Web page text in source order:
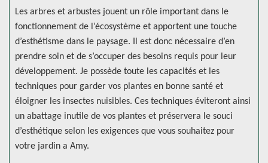
Les arbres et arbustes jouent un rôle important dans le
fonctionnement de l’écosystème et apportent une touche
d’esthétisme dans le paysage. Il est donc nécessaire d’en
prendre soin et de s’occuper des besoins requis pour leur
développement. Je possède toute les capacités et les
techniques pour garder vos plantes en bonne santé et
éloigner les insectes nuisibles. Ces techniques éviteront ainsi
un abattage inutile de vos plantes et préservera le souci
d’esthétique selon les exigences que vous souhaitez pour
votre jardin a Amy.